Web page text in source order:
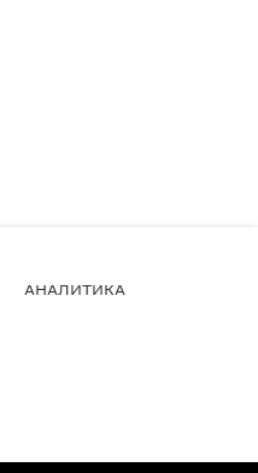
АНАЛИТИКА